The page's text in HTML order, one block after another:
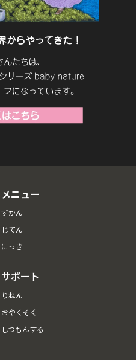
メニュー
ずかん
じてん
にっき
サポート
りねん
おやくそく
しつもんする